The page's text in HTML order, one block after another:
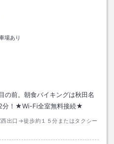
場あり
の前。朝食バイキングは秋田名
分！★Wi-Fi全室無料接続★
西出口→徒歩約１５分またはタクシー